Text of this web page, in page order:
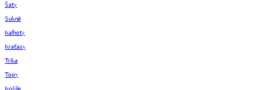
Šaty
Sukně
Kalhoty
Kraťasy
Trika
Topy